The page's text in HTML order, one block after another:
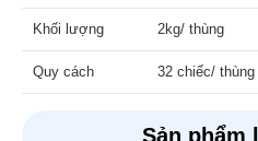
Khối lượng 2kg/ thùng
Quy cách 32 chiếc/ thùng
Sản phẩm